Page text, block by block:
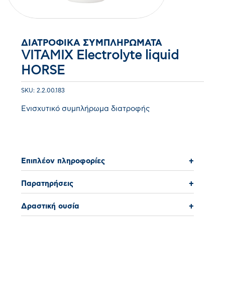
ΔΙΑΤΡΟΦΙΚΆ ΣΥΜΠΛΗΡΏΜΑΤΑ
VITAMIX Electrolyte liquid
HORSE
SKU: 2.2.00.183
Ενισχυτικό συμπλήρωμα διατροφής
Επιπλέον πληροφορίες +
Παρατηρήσεις +
Δραστική ουσία +